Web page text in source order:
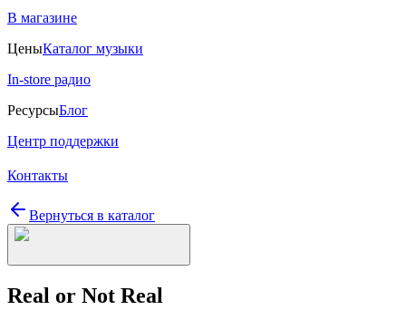
В магазине
ЦеныКаталог музыки
In-store радио
РесурсыБлог
Центр поддержки
Контакты
Вернуться в каталог
Real or Not Real